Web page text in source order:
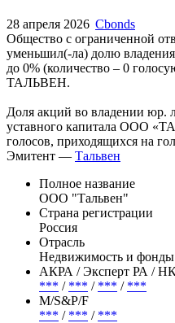
28 апреля 2026 Cbonds
Общество с ограниченной
уменьшил(-ла) долю
до 0% (количество – 0
ТАЛЬВЕН.
Доля акций во владении юр.
уставного капитала ООО
голосов, приходящихся на
Эмитент — Тальвен
Полное название
ООО "Тальвен"
Страна регистрации
Россия
Отрасль
Недвижимость и
АКРА / Эксперт РА /
*** / *** / *** / ***
М/S&P/F
*** / *** / ***